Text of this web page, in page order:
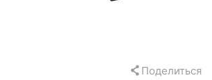
Поделиться